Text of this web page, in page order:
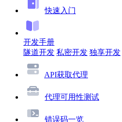
快速入门
开发手册
隧道开发 私密开发 独享开发
API获取代理
代理可用性测试
错误码一览